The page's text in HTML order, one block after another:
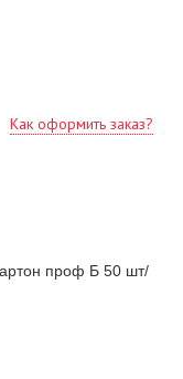
Как оформить заказ?
проф Б 50 шт/